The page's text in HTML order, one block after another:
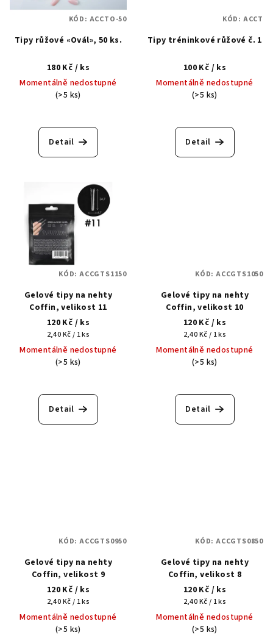
p
Tipy růžové «Ovál», 50 ks.
180 Kč / ks
Momentálně nedostupné
(>5 ks)
Detail
KÓD: ACCTO-50
Tipy tréninkové růžové č. 1
100 Kč / ks
Momentálně nedostupné
(>5 ks)
Detail
KÓD: ACCT
Gelové tipy na nehty
Coffin, velikost 11
120 Kč / ks
Měrná
cena:
2,40 Kč / 1 ks
Momentálně nedostupné
(>5 ks)
Detail
KÓD: ACCGTS1150
Gelové tipy na nehty
Coffin, velikost 10
120 Kč / ks
Měrná
cena:
2,40 Kč / 1 ks
Momentálně nedostupné
(>5 ks)
Detail
KÓD: ACCGTS1050
Gelové tipy na nehty
Coffin, velikost 9
120 Kč / ks
Měrná
cena:
2,40 Kč / 1 ks
Momentálně nedostupné
(>5 ks)
KÓD: ACCGTS0950
Gelové tipy na nehty
Coffin, velikost 8
120 Kč / ks
Měrná
cena:
2,40 Kč / 1 ks
Momentálně nedostupné
(>5 ks)
KÓD: ACCGTS0850